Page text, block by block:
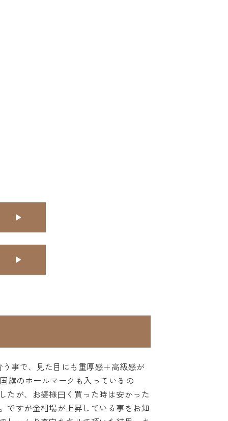
事で、見た目にも重厚感+高級感が
旗のホールマークも入っているの
たが、お婆様曰く買った時は安かった
ですが金相場が上昇している事をお知